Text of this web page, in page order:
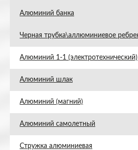
Алюминий банка
Черная трубка\аллюминиевое
Алюминий 1-1 (электротехнический)
Алюминий шлак
Алюминий (магний)
Алюминий самолетный
Стружка алюминиевая